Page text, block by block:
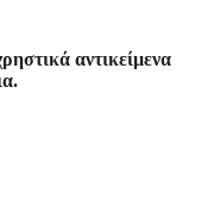
αντικείμενα